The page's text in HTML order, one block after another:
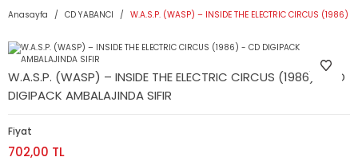
Anasayfa CD YABANCI W.A.S.P. (WASP) – INSIDE THE ELECTRIC CIRCUS (1986)
W.A.S.P. (WASP) – INSIDE THE ELECTRIC CIRCUS (1986) - CD
DIGIPACK AMBALAJINDA SIFIR
Fiyat
702,00 TL